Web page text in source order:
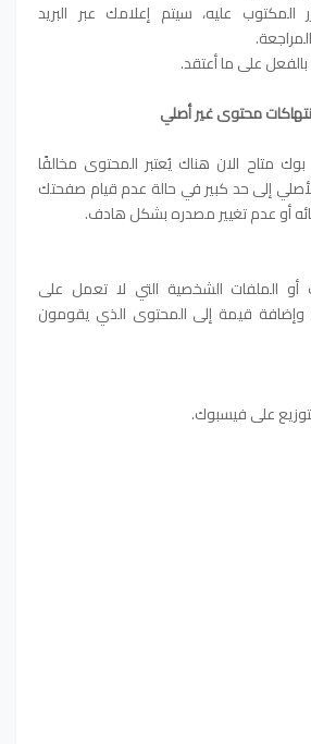
عليه، سيتم إعلامك عبر البريد
على ما أعتقد.
متاح الان هناك يُعتبر المحتوى مخالفًا
إلى حد كبير في حالة عدم قيام صفحتك
أو عدم تغيير مصدره بشكل هادف.
الملفات الشخصية التي لا تعمل على
قيمة إلى المحتوى الذي يقومون
على فيسبوك.